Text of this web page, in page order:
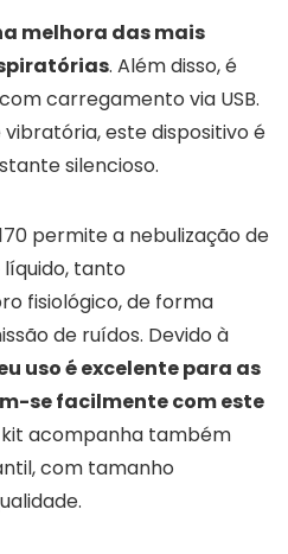
melhora das mais
. Além disso, é
carregamento via USB.
este dispositivo é
silencioso.
permite a nebulização de
tanto
fisiológico, de forma
de ruídos. Devido à
uso é excelente para as
se facilmente com este
kit acompanha também
com tamanho